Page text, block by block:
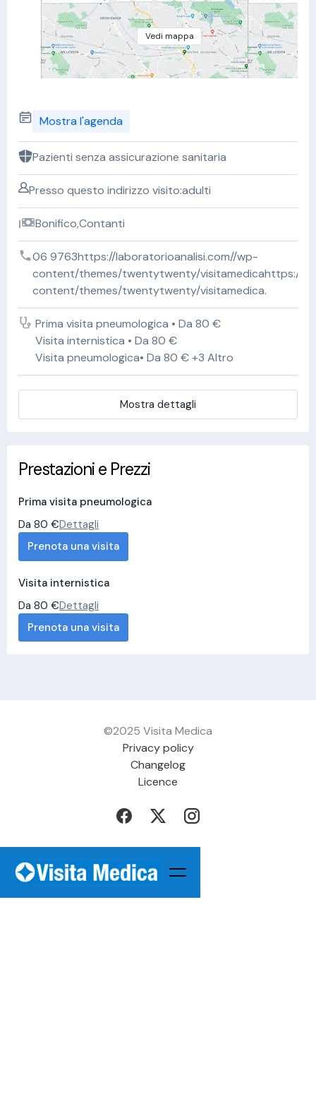
Vedi mappa
Mostra l'agenda
Pazienti senza assicurazione sanitaria
Presso questo indirizzo visito:adulti
Bonifico,Contanti
06 9763https://laboratorioanalisi.com//wp-
content/themes/twentytwenty/visitamedicahttps://
content/themes/twentytwenty/visitamedica.
Prima visita pneumologica • Da 80 €
Visita internistica • Da 80 €
Visita pneumologica• Da 80 € +3 Altro
Mostra dettagli
Prestazioni e Prezzi
Prima visita pneumologica
Da 80 €Dettagli
Prenota una visita
Visita internistica
Da 80 €Dettagli
Prenota una visita
©2025 Visita Medica
Privacy policy
Changelog
Licence